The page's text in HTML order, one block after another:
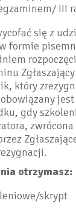
III
się z
formie
który
gdy
zwrócona
otrzymasz:
skrypt